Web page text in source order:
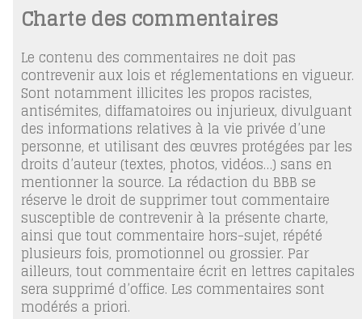
Charte des commentaires
Le contenu des commentaires ne doit pas
contrevenir aux lois et réglementations en vigueur.
Sont notamment illicites les propos racistes,
antisémites, diffamatoires ou injurieux, divulguant
des informations relatives à la vie privée d’une
personne, et utilisant des œuvres protégées par les
droits d’auteur (textes, photos, vidéos…) sans en
mentionner la source. La rédaction du BBB se
réserve le droit de supprimer tout commentaire
susceptible de contrevenir à la présente charte,
ainsi que tout commentaire hors-sujet, répété
plusieurs fois, promotionnel ou grossier. Par
ailleurs, tout commentaire écrit en lettres capitales
sera supprimé d’office. Les commentaires sont
modérés a priori.